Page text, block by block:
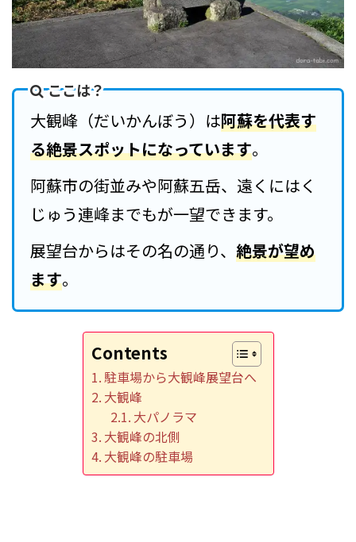
ここは？
大観峰（だいかんぼう）は阿蘇を代表す
る絶景スポットになっています。
阿蘇市の街並みや阿蘇五岳、遠くにはく
じゅう連峰までもが一望できます。
展望台からはその名の通り、 絶景が望め
ます。
Contents
駐車場から大観峰展望台へ
大観峰
大パノラマ
大観峰の北側
大観峰の駐車場